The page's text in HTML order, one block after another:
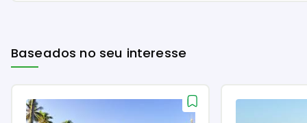
Baseados no seu interesse